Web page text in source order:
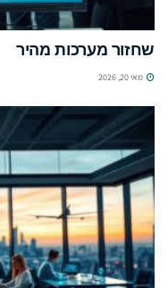
שחזור מערכות מהיר
מאי 20, 2026